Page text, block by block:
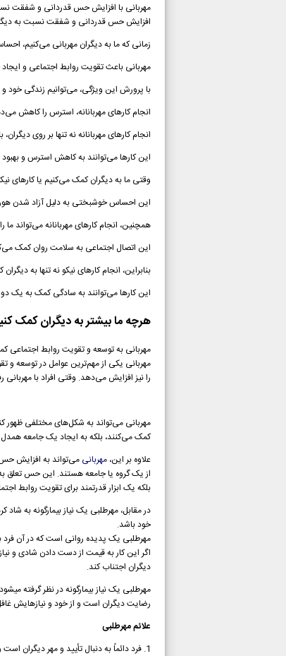
مهربانی با افزایش حس قدردانی و شفقت
افزایش حس قدردانی و شفقت نسبت به
زمانی که ما به دیگران مهربانی
مهربانی باعث تقویت روابط اجتماعی و
با پرورش این ویژگی، می‌توانیم زندگی خود و
انجام کارهای مهربانانه، استرس را کاهش
انجام کارهای مهربانانه نه تنها بر روی
این کارها می‌توانند به کاهش استرس و
وقتی ما به دیگران کمک می‌کنیم یا
این احساس خوشبختی به دلیل آزاد شدن
همچنین، انجام کارهای مهربانانه می‌تواند
این اتصال اجتماعی به سلامت روان کمک
بنابراین، انجام کارهای نیکو نه تنها به
این کارها می‌توانند به سادگی کمک به یک
هرچه ما بیشتر به دیگران کمک
مهربانی به توسعه و تقویت روابط
مهربانی یکی از مهم‌ترین عوامل در توسعه
را نیز افزایش می‌دهد. وقتی افراد با
مهربانی می‌تواند به شکل‌های مختلفی ظهور
کمک می‌کنند، بلکه به ایجاد یک جامعه
علاوه بر این، مهربانی می‌تواند به افزایش
از یک گروه یا جامعه هستند. این حس تعلق به
بلکه یک ابزار قدرتمند برای تقویت روابط
در مقابل، مهرطلبی یک نیاز بیمارگونه به
خود باشد.
مهرطلبی یک پدیده روانی است که در آن فرد
اگر این کار به قیمت از دست دادن شادی و
دیگران اجتناب کند.
مهرطلبی یک نیاز بیمارگونه در نظر گرفته
رضایت دیگران است و از خود و نیازهایش
علائم مهرطلبی
1. فرد دائماً به دنبال تأیید و مهر دیگران است و بدون آن احساس بی‌ارزشی می‌کند.